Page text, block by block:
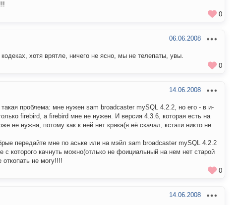
0
06.06.2008
хотя врятле, ничего не ясно, мы не телепаты, увы.
0
14.06.2008
проблема: мне нужен sam broadcaster mySQL 4.2.2, но его - в и-
firebird, а firebird мне не нужен. И версия 4.3.6, которая есть на
не нужна, потому как к ней нет кряка(я её скачал, кстати никто не
передайте мне по аське или на мэйл sam broadcaster mySQL 4.2.2
с которого качнуть можно(отлько не фоициальный на нем нет старой
откопать не могу!!!!
0
14.06.2008